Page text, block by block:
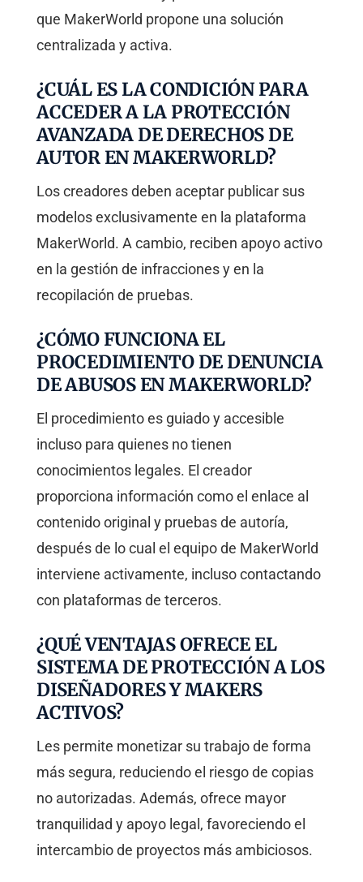
que MakerWorld propone una solución
centralizada y activa.
¿CUÁL ES LA CONDICIÓN PARA
ACCEDER A LA PROTECCIÓN
AVANZADA DE DERECHOS DE
AUTOR EN MAKERWORLD?
Los creadores deben aceptar publicar sus
modelos exclusivamente en la plataforma
MakerWorld. A cambio, reciben apoyo activo
en la gestión de infracciones y en la
recopilación de pruebas.
¿CÓMO FUNCIONA EL
PROCEDIMIENTO DE DENUNCIA
DE ABUSOS EN MAKERWORLD?
El procedimiento es guiado y accesible
incluso para quienes no tienen
conocimientos legales. El creador
proporciona información como el enlace al
contenido original y pruebas de autoría,
después de lo cual el equipo de MakerWorld
interviene activamente, incluso contactando
con plataformas de terceros.
¿QUÉ VENTAJAS OFRECE EL
SISTEMA DE PROTECCIÓN A LOS
DISEÑADORES Y MAKERS
ACTIVOS?
Les permite monetizar su trabajo de forma
más segura, reduciendo el riesgo de copias
no autorizadas. Además, ofrece mayor
tranquilidad y apoyo legal, favoreciendo el
intercambio de proyectos más ambiciosos.